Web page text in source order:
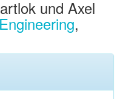
und Axel
,